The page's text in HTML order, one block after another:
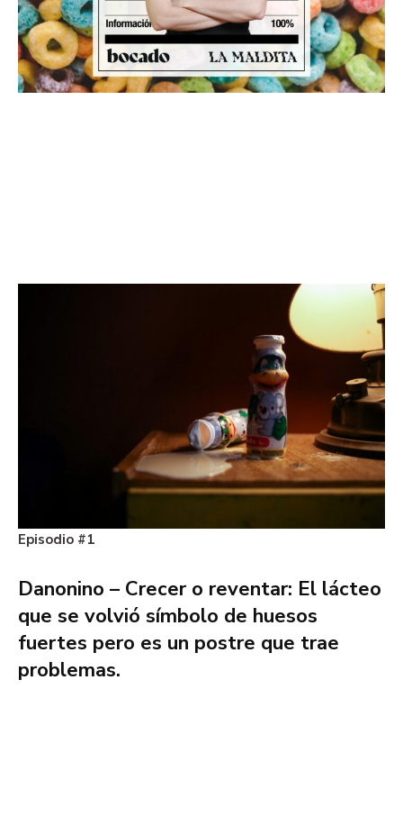
Episodio #1
Danonino – Crecer o reventar: El lácteo
que se volvió símbolo de huesos
fuertes pero es un postre que trae
problemas.